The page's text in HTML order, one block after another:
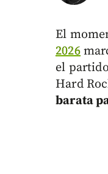
El
2026
el
Hard
barata